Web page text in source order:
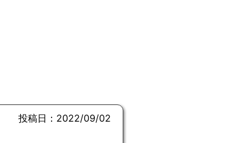
投稿日：2022/09/02